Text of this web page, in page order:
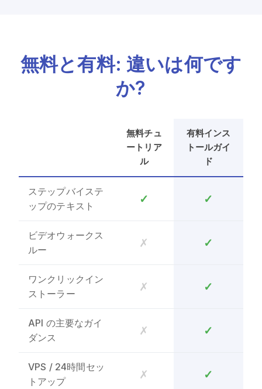
無料と有料: 違いは何です
か?
無料チュ
ートリア
ル
有料インス
トールガイ
ド
ステップバイステ
ップのテキスト
✓ ✓
ビデオウォークス
ルー
✗ ✓
ワンクリックイン
ストーラー
✗ ✓
API の主要なガイ
ダンス
✗ ✓
VPS / 24時間セッ
トアップ
✗ ✓